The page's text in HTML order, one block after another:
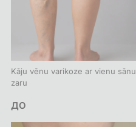
Kāju vēnu varikoze ar vienu sānu
zaru
ПРИМЕР
ДО